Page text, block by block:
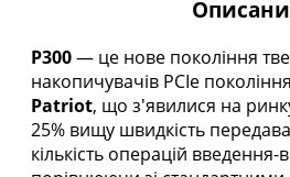
P300— це нове покоління
накопичувачів PCIe
Patriot, що з'явилися на
25% вищу швидкість
кількість операцій